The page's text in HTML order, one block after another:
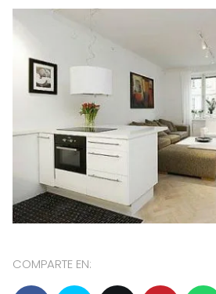
COMPARTE EN: